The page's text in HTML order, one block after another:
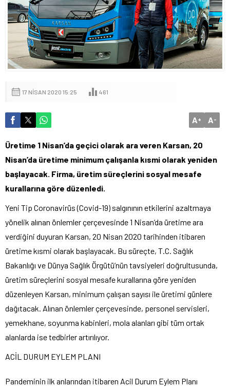
17 NISAN 2020 15:25 461
A+ A-
Üretime 1 Nisan’da geçici olarak ara veren Karsan, 20
Nisan’da üretime minimum çalışanla kısmi olarak yeniden
başlayacak. Firma, üretim süreçlerini sosyal mesafe
kurallarına göre düzenledi.
Yeni Tip Coronavirüs (Covid-19) salgınının etkilerini azaltmaya
yönelik alınan önlemler çerçevesinde 1 Nisan’da üretime ara
verdiğini duyuran Karsan, 20 Nisan 2020 tarihinden itibaren
üretime kısmi olarak başlayacak. Bu süreçte, T.C. Sağlık
Bakanlığı ve Dünya Sağlık Örgütü’nün tavsiyeleri doğrultusunda,
üretim süreçlerini sosyal mesafe kurallarına göre yeniden
düzenleyen Karsan, minimum çalışan sayısı ile üretimi günlere
dağıtacak. Alınan önlemler çerçevesinde, personel servisleri,
yemekhane, soyunma kabinleri, mola alanları gibi tüm ortak
alanlarda ise tedbirler artırılıyor.
ACİL DURUM EYLEM PLANI
Pandeminin ilk anlarından itibaren Acil Durum Eylem Planı